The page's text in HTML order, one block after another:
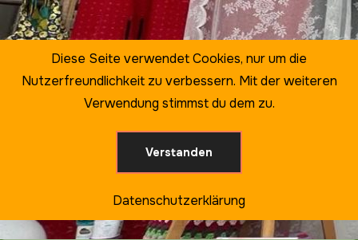
Zum
Inhalt
Diese Seite verwendet Cookies, nur um die
Nutzerfreundlichkeit zu verbessern. Mit der weiteren
Verwendung stimmst du dem zu.
Verstanden
Datenschutzerklärung